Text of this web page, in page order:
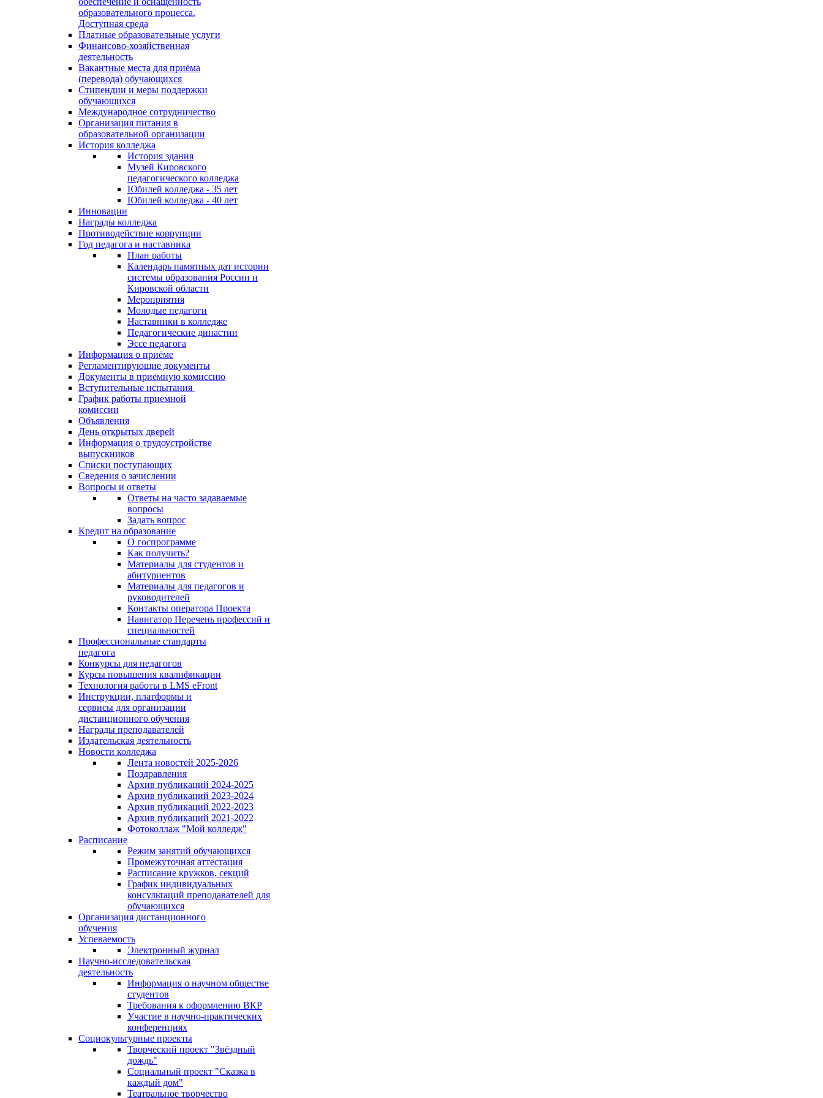
образовательного процесса.
Доступная среда
Платные образовательные услуги
Финансово-хозяйственная
деятельность
Вакантные места для приёма
(перевода) обучающихся
Стипендии и меры поддержки
обучающихся
Международное сотрудничество
Организация питания в
образовательной организации
История колледжа
История здания
Музей Кировского
педагогического колледжа
Юбилей колледжа - 35 лет
Юбилей колледжа - 40 лет
Инновации
Награды колледжа
Противодействие коррупции
Год педагога и наставника
План работы
Календарь памятных дат истории
системы образования России и
Кировской области
Мероприятия
Молодые педагоги
Наставники в колледже
Педагогические династии
Эссе педагога
Информация о приёме
Регламентирующие документы
Документы в приёмную комиссию
Вступительные испытания
График работы приемной
комиссии
Объявления
День открытых дверей
Информация о трудоустройстве
выпускников
Списки поступающих
Сведения о зачислении
Вопросы и ответы
Ответы на часто задаваемые
вопросы
Задать вопрос
Кредит на образование
О госпрограмме
Как получить?
Материалы для студентов и
абитуриентов
Материалы для педагогов и
руководителей
Контакты оператора Проекта
Навигатор Перечень профессий и
специальностей
Профессиональные стандарты
педагога
Конкурсы для педагогов
Курсы повышения квалификации
Технология работы в LMS eFront
Инструкции, платформы и
сервисы для организации
дистанционного обучения
Награды преподавателей
Издательская деятельность
Новости колледжа
Лента новостей 2025-2026
Поздравления
Архив публикаций 2024-2025
Архив публикаций 2023-2024
Архив публикаций 2022-2023
Архив публикаций 2021-2022
Фотоколлаж "Мой колледж"
Расписание
Режим занятий обучающихся
Промежуточная аттестация
Расписание кружков, секций
График индивидуальных
консультаций преподавателей для
обучающихся
Организация дистанционного
обучения
Успеваемость
Электронный журнал
Научно-исследовательская
деятельность
Информация о научном обществе
студентов
Требования к оформлению ВКР
Участие в научно-практических
конференциях
Социокультурные проекты
Творческий проект "Звёздный
дождь"
Социальный проект "Сказка в
каждый дом"
Театральное творчество